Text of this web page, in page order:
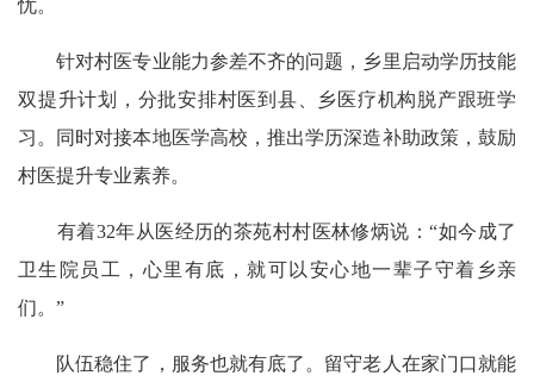
忧。
针对村医专业能力参差不齐的问题，乡里启动学历技能
双提升计划，分批安排村医到县、乡医疗机构脱产跟班学
习。同时对接本地医学高校，推出学历深造补助政策，鼓励
村医提升专业素养。
有着32年从医经历的茶苑村村医林修炳说：“如今成了
卫生院员工，心里有底，就可以安心地一辈子守着乡亲
们。”
队伍稳住了，服务也就有底了。留守老人在家门口就能